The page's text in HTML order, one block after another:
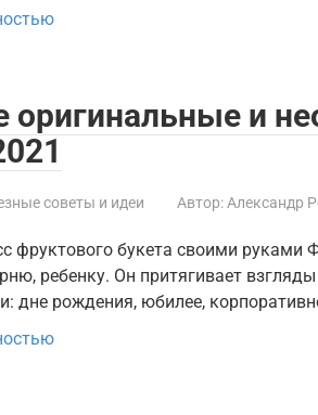
и
советы и идеи Автор: Александр
фруктового букета своими руками
ребенку. Он притягивает
дне рождения, юбилее,